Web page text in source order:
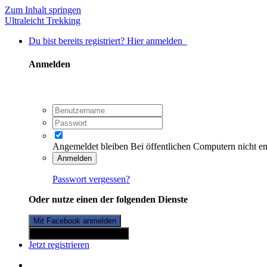
Zum Inhalt springen
Ultraleicht Trekking
Du bist bereits registriert? Hier anmelden
Anmelden
Angemeldet bleiben Bei öffentlichen Computern nicht
Anmelden
Passwort vergessen?
Oder nutze einen der folgenden Dienste
Mit Facebook anmelden
Jetzt registrieren